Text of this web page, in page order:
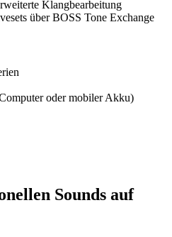
Klangbearbeitung
über BOSS Tone Exchange
oder mobiler Akku)
Sounds auf